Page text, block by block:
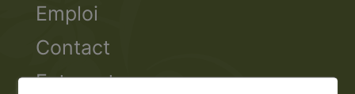
Emploi
Contact
Extranet